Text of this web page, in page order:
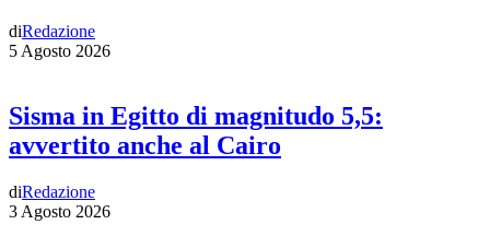
diRedazione
5 Agosto 2026
Sisma in Egitto di magnitudo 5,5:
avvertito anche al Cairo
diRedazione
3 Agosto 2026